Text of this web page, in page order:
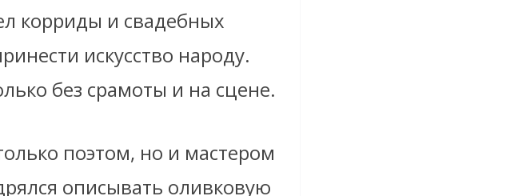
корриды и свадебных
искусство народу.
без срамоты и на сцене.
поэтом, но и мастером
описывать оливковую